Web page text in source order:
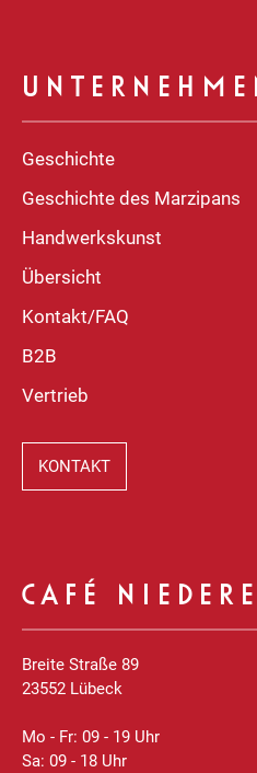
Geschichte
Geschichte des Marzipans
Handwerkskunst
Übersicht
Kontakt/FAQ
B2B
Vertrieb
KONTAKT
CAFÉ
Breite Straße 89
23552 Lübeck
Mo - Fr: 09 - 19 Uhr
Sa: 09 - 18 Uhr